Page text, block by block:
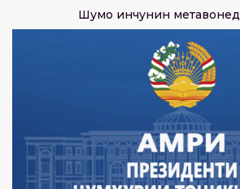
Шумо инчунин метавонед